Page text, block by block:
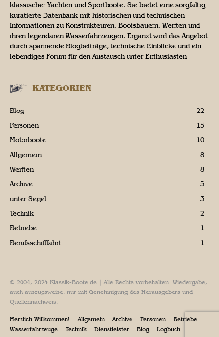
klassischer Yachten und Sportboote. Sie bietet eine sorgfältig
kuratierte Datenbank mit historischen und technischen
Informationen zu Konstrukteuren, Bootsbauern, Werften und
ihren legendären Wasserfahrzeugen. Ergänzt wird das Angebot
durch spannende Blogbeiträge, technische Einblicke und ein
lebendiges Forum für den Austausch unter Enthusiasten
KATEGORIEN
Blog
22
Personen
15
Motorboote
10
Allgemein
8
Werften
8
Archive
5
unter Segel
3
Technik
2
Betriebe
1
Berufsschifffahrt
1
© 2004, 2024 Klassik-Boote.de | Alle Rechte vorbehalten. Wiedergabe,
auch auszugsweise, nur mit Genehmigung des Herausgebers und
Quellennachweis.
Herzlich Willkommen! Allgemein Archive Personen
Betriebe
Wasserfahrzeuge
Technik Dienstleister Blog
Logbuch